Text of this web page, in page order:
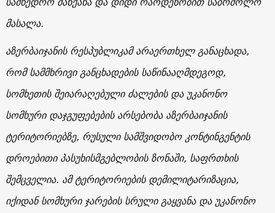
მასალა.
აზერბაიჯანის რესპუბლიკამ არაერთხელ განაცხადა,
რომ სამმხრივი განცხადების საწინააღმდეგოდ,
სომხეთის შეიარაღებული ძალების და უკანონო
სომხური დაჯგუფებების არსებობა აზერბაიჯანის
ტერიტორიებზე, რუსული სამშვიდობო კონტინგენტის
დროებითი პასუხისმგებლობის ზონაში, საფრთხის
შემცველია. ამ ტერიტორიების დემილიტარიზაცია,
იქიდან სომხური ჯარების სრული გაყვანა და უკანონო